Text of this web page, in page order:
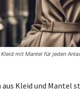
mit Mantel für jeden
Kleid und Mantel